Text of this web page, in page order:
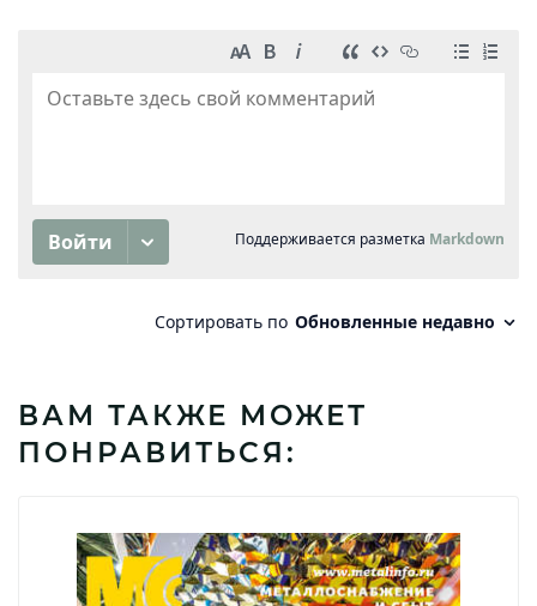
ВАМ ТАКЖЕ МОЖЕТ
ПОНРАВИТЬСЯ: